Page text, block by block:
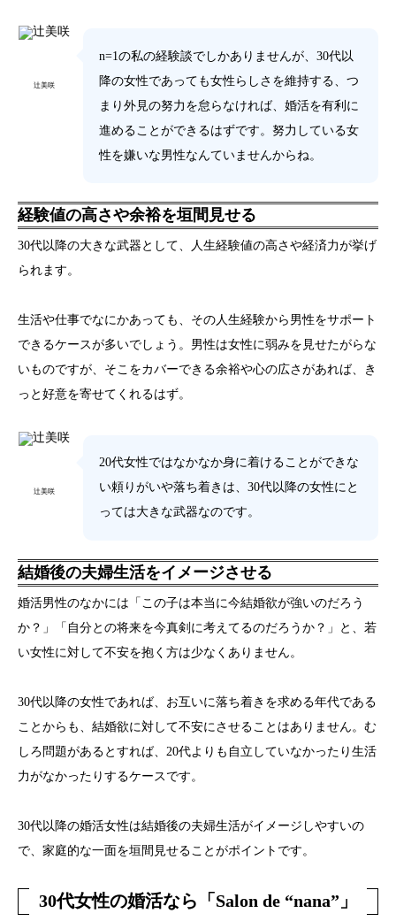
辻美咲
n=1の私の経験談でしかありませんが、30代以
降の女性であっても女性らしさを維持する、つ
まり外見の努力を怠らなければ、婚活を有利に
進めることができるはずです。努力している女
性を嫌いな男性なんていませんからね。
経験値の高さや余裕を垣間見せる
30代以降の大きな武器として、人生経験値の高さや経済力が挙げ
られます。
生活や仕事でなにかあっても、その人生経験から男性をサポート
できるケースが多いでしょう。男性は女性に弱みを見せたがらな
いものですが、そこをカバーできる余裕や心の広さがあれば、き
っと好意を寄せてくれるはず。
辻美咲
20代女性ではなかなか身に着けることができな
い頼りがいや落ち着きは、30代以降の女性にと
っては大きな武器なのです。
結婚後の夫婦生活をイメージさせる
婚活男性のなかには「この子は本当に今結婚欲が強いのだろう
か？」「自分との将来を今真剣に考えてるのだろうか？」と、若
い女性に対して不安を抱く方は少なくありません。
30代以降の女性であれば、お互いに落ち着きを求める年代である
ことからも、結婚欲に対して不安にさせることはありません。む
しろ問題があるとすれば、20代よりも自立していなかったり生活
力がなかったりするケースです。
30代以降の婚活女性は結婚後の夫婦生活がイメージしやすいの
で、家庭的な一面を垣間見せることがポイントです。
30代女性の婚活なら「Salon de “nana”」